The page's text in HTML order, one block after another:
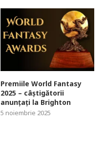
Premiile World Fantasy
2025 – câștigătorii
anunțați la Brighton
5 noiembrie 2025